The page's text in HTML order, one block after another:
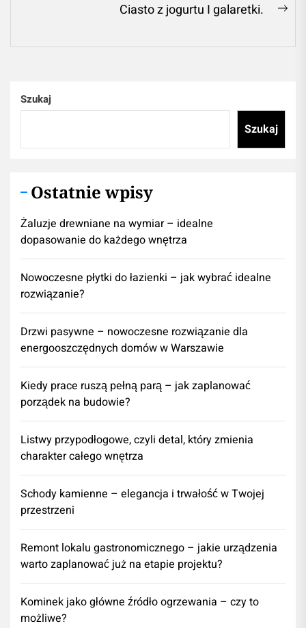
Ciasto z jogurtu I galaretki.
Szukaj
Szukaj
Ostatnie wpisy
Żaluzje drewniane na wymiar – idealne
dopasowanie do każdego wnętrza
Nowoczesne płytki do łazienki – jak wybrać idealne
rozwiązanie?
Drzwi pasywne – nowoczesne rozwiązanie dla
energooszczędnych domów w Warszawie
Kiedy prace ruszą pełną parą – jak zaplanować
porządek na budowie?
Listwy przypodłogowe, czyli detal, który zmienia
charakter całego wnętrza
Schody kamienne – elegancja i trwałość w Twojej
przestrzeni
​Remont lokalu gastronomicznego – jakie urządzenia
warto zaplanować już na etapie projektu?
Kominek jako główne źródło ogrzewania – czy to
możliwe?